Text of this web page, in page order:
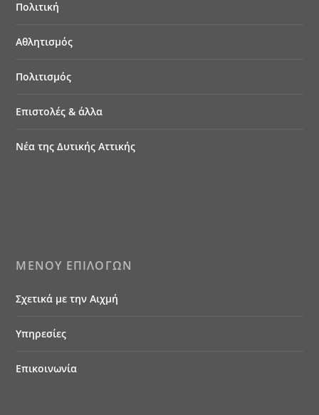
Πολιτική
Αθλητισμός
Πολιτισμός
Επιστολές & άλλα
Νέα της Δυτικής Αττικής
ΜΕΝΟΎ ΕΠΙΛΟΓΏΝ
Σχετικά με την Αιχμή
Υπηρεσίες
Επικοινωνία